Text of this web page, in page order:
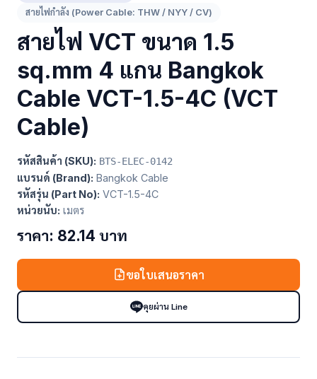
สายไฟกำลัง (Power Cable: THW / NYY / CV)
สายไฟ VCT ขนาด 1.5
sq.mm 4 แกน Bangkok
Cable VCT-1.5-4C (VCT
Cable)
รหัสสินค้า (SKU): BTS-ELEC-0142
แบรนด์ (Brand): Bangkok Cable
รหัสรุ่น (Part No): VCT-1.5-4C
หน่วยนับ: เมตร
ราคา: 82.14 บาท
ขอใบเสนอราคา
คุยผ่าน Line